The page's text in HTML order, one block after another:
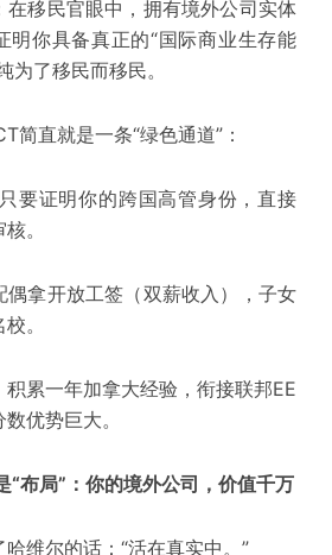
在移民官眼中，拥有境外公司实体
明你具备真正的“国际商业生存能
为了移民而移民。
简直就是一条“绿色通道” ：
只要证明你的跨国高管身份，直接
。
偶拿开放工签（双薪收入），子女
。
积累一年加拿大经验，衔接联邦EE
优势巨大。
布局”：你的境外公司，价值千万
维尔的话：“活在真实中。”